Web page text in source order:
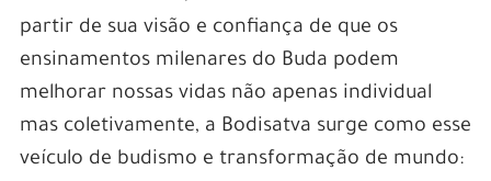
partir de sua visão e confiança de que os
ensinamentos milenares do Buda podem
melhorar nossas vidas não apenas individual
mas coletivamente, a Bodisatva surge como esse
veículo de budismo e transformação de mundo: